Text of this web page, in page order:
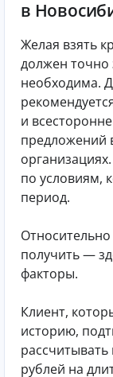
в
Желая взять
должен точно
необходима.
и
предложений
по условиям,
период.
получить —
факторы.
Клиент,
историю,
рублей на